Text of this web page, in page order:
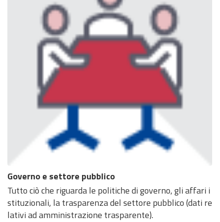
Governo e settore pubblico
Tutto ciò che riguarda le politiche di governo, gli affari i
stituzionali, la trasparenza del settore pubblico (dati re
lativi ad amministrazione trasparente).